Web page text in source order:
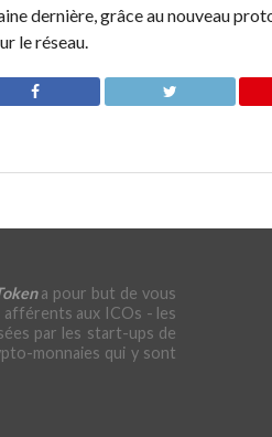
dernière, grâce au nouveau
le réseau.
a pour but de vous
aux ICOs - les
par les start-ups de
monnaies qui y sont